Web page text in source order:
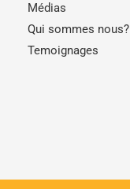
Médias
Qui sommes nous?
Temoignages